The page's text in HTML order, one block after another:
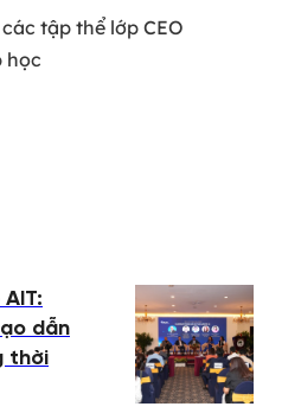
tập thể lớp CEO
học
dẫn
thời